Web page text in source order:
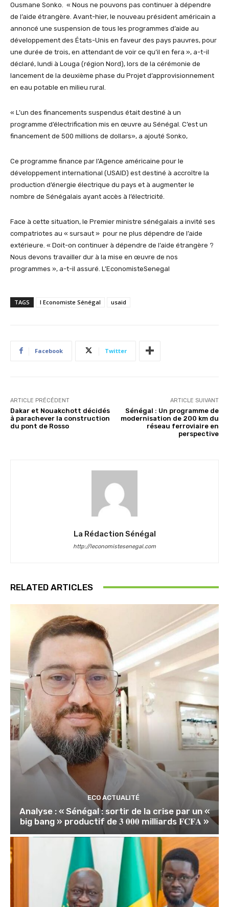
Ousmane Sonko. « Nous ne pouvons pas continuer à dépendre
de l’aide étrangère. Avant-hier, le nouveau président américain a
annoncé une suspension de tous les programmes d’aide au
développement des États-Unis en faveur des pays pauvres, pour
une durée de trois, en attendant de voir ce qu’il en fera », a-t-il
déclaré, lundi à Louga (région Nord), lors de la cérémonie de
lancement de la deuxième phase du Projet d’approvisionnement
en eau potable en milieu rural.
« L’un des financements suspendus était destiné à un
programme d’électrification mis en œuvre au Sénégal. C’est un
financement de 500 millions de dollars», a ajouté Sonko,
Ce programme finance par l’Agence américaine pour le
développement international (USAID) est destiné à accroître la
production d’énergie électrique du pays et à augmenter le
nombre de Sénégalais ayant accès à l’électricité.
Face à cette situation, le Premier ministre sénégalais a invité ses
compatriotes au « sursaut » pour ne plus dépendre de l’aide
extérieure. « Doit-on continuer à dépendre de l’aide étrangère ?
Nous devons travailler dur à la mise en œuvre de nos
programmes », a-t-il assuré. L’EconomisteSenegal
TAGS l Economiste Sénégal usaid
Facebook Twitter
ARTICLE PRÉCÉDENT
Dakar et Nouakchott décidés
à parachever la construction
du pont de Rosso
ARTICLE SUIVANT
Sénégal : Un programme de
modernisation de 200 km du
réseau ferroviaire en
perspective
La Rédaction Sénégal
http://leconomistesenegal.com
RELATED ARTICLES
ECO ACTUALITÉ
Analyse : « Sénégal : sortir de la crise par un «
big bang » productif de 𝟑 𝟎𝟎𝟎 milliards 𝐅𝐂𝐅𝐀 »